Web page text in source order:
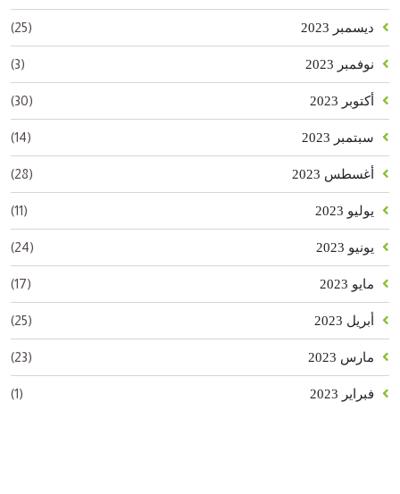
ديسمبر 2023 (25)
نوفمبر 2023 (3)
أكتوبر 2023 (30)
سبتمبر 2023 (14)
أغسطس 2023 (28)
يوليو 2023 (11)
يونيو 2023 (24)
مايو 2023 (17)
أبريل 2023 (25)
مارس 2023 (23)
فبراير 2023 (1)